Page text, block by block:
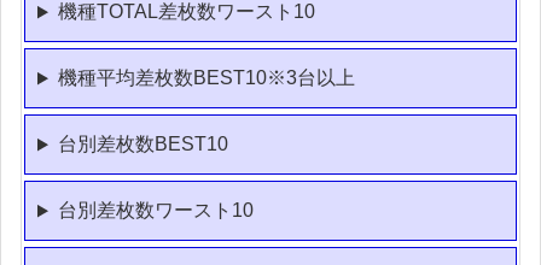
機種TOTAL差枚数ワースト10
機種平均差枚数BEST10※3台以上
台別差枚数BEST10
台別差枚数ワースト10